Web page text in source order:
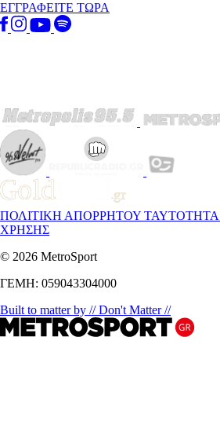
ΕΓΓΡΑΦΕΙΤΕ ΤΩΡΑ
ΠΟΛΙΤΙΚΗ ΑΠΟΡΡΗΤΟΥ ΤΑΥΤΟΤΗΤΑ
ΧΡΗΣΗΣ
© 2026 MetroSport
ΓΕΜΗ: 059043304000
Built to matter by // Don't Matter //